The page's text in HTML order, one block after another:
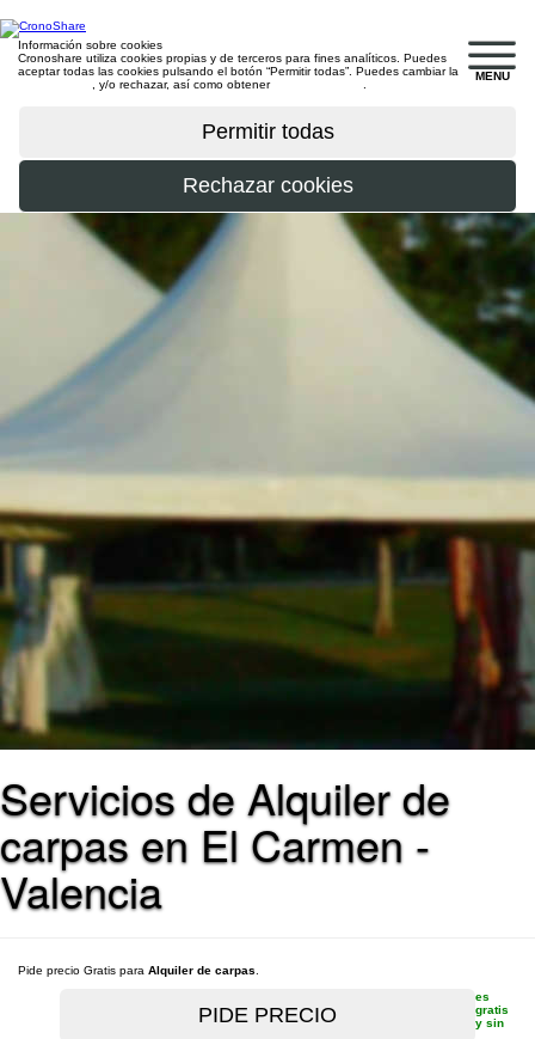
MENU
Información sobre cookies
Cronoshare utiliza cookies propias y de terceros para fines analíticos. Puedes
aceptar todas las cookies pulsando el botón “Permitir todas”. Puedes cambiar la
, y/o rechazar, así como obtener
Servicios de Alquiler de
carpas en El Carmen -
Valencia
Pide precio Gratis para Alquiler de carpas
es
gratis
y sin